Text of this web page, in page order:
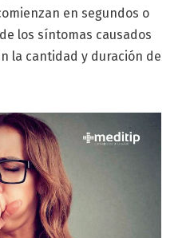
en segundos o
los síntomas causados
la cantidad y duración de